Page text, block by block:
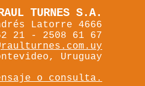
TURNES S.A.
Latorre 4666
21 - 2508 61 67
Uruguay
o consulta.